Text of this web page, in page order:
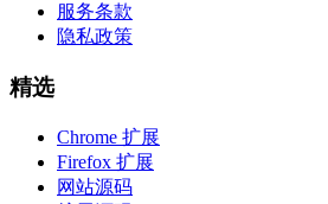
服务条款
隐私政策
精选
Chrome 扩展
Firefox 扩展
网站源码